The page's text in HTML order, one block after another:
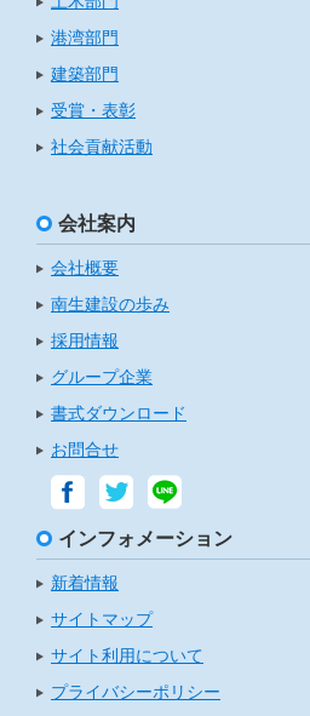
港湾部門
建築部門
受賞・表彰
社会貢献活動
会社案内
会社概要
南生建設の歩み
採用情報
グループ企業
書式ダウンロード
お問合せ
インフォメーション
新着情報
サイトマップ
サイト利用について
プライバシーポリシー